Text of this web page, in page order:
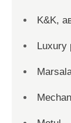
K&K,
Luxury